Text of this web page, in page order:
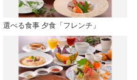
選べる食事 夕食「フレンチ」